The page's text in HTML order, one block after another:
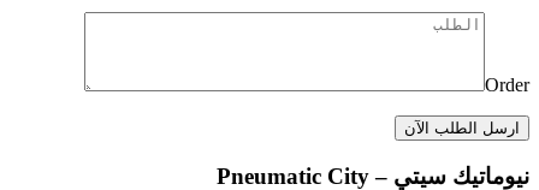
Order
نيوماتيك سيتي – Pneumatic City